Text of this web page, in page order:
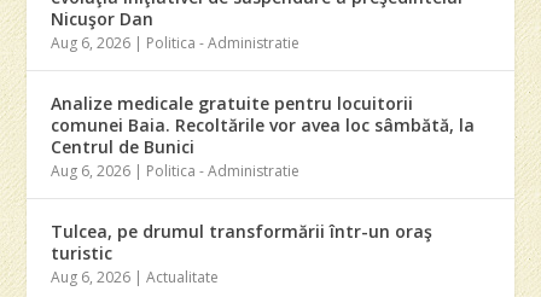
Nicuşor Dan
Aug 6, 2026 | Politica - Administratie
Analize medicale gratuite pentru locuitorii
comunei Baia. Recoltările vor avea loc sâmbătă, la
Centrul de Bunici
Aug 6, 2026 | Politica - Administratie
Tulcea, pe drumul transformării într-un oraş
turistic
Aug 6, 2026 |Actualitate